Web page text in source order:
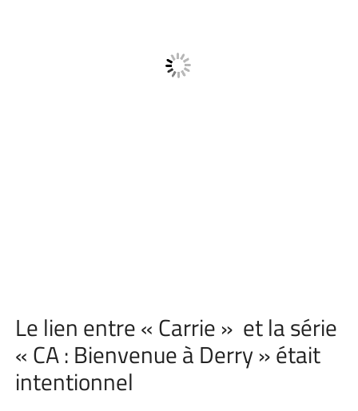
Le lien entre « Carrie » et la série
« CA : Bienvenue à Derry » était
intentionnel